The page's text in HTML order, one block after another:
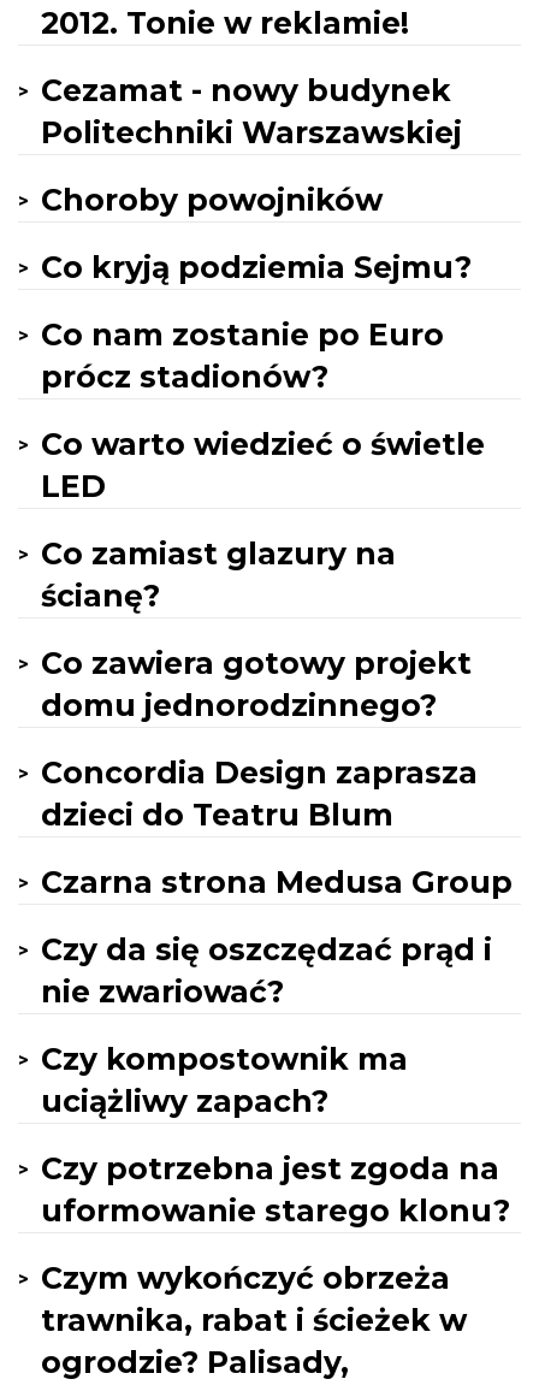
2012. Tonie w reklamie!
Cezamat - nowy budynek
Politechniki Warszawskiej
Choroby powojników
Co kryją podziemia Sejmu?
Co nam zostanie po Euro
prócz stadionów?
Co warto wiedzieć o świetle
LED
Co zamiast glazury na
ścianę?
Co zawiera gotowy projekt
domu jednorodzinnego?
Concordia Design zaprasza
dzieci do Teatru Blum
Czarna strona Medusa Group
Czy da się oszczędzać prąd i
nie zwariować?
Czy kompostownik ma
uciążliwy zapach?
Czy potrzebna jest zgoda na
uformowanie starego klonu?
Czym wykończyć obrzeża
trawnika, rabat i ścieżek w
ogrodzie? Palisady,